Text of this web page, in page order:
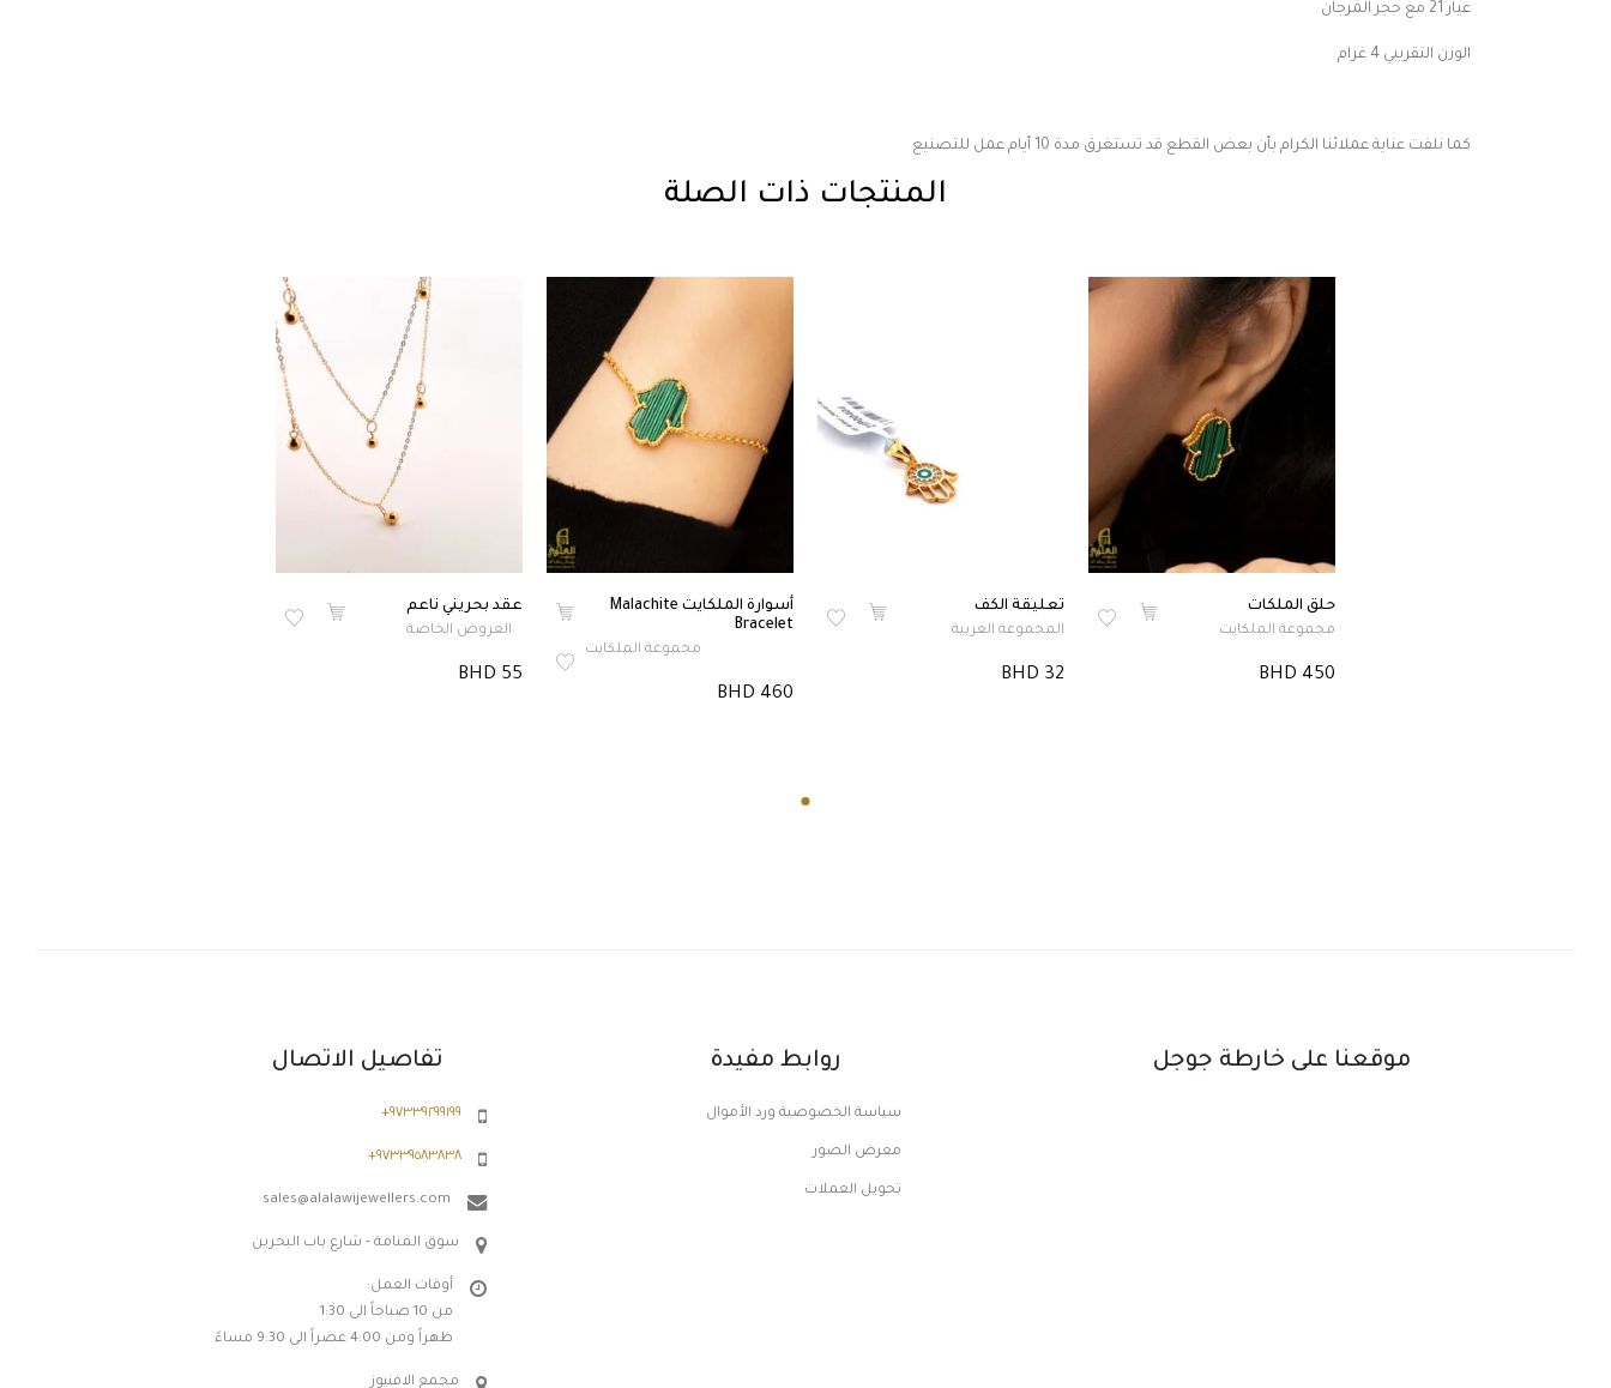
عيار 21 مع حجر المرجان
الوزن التقريبي 4 غرام
كما نلفت عناية عملائنا الكرام بأن بعض القطع قد تستغرق مدة 10 أيام عمل للتصنيع
المنتجات ذات الصلة
عقد بحريني ناعم
العروض الخاصة
BHD 55
أسوارة الملكايت Malachite
Bracelet
مجموعة الملكايت
BHD 460
تعليقة الكف
المجموعة العربية
BHD 32
حلق الملكات
مجموعة الملكايت
BHD 450
موقعنا على خارطة جوجل روابط مفيدة
سياسة الخصوصية ورد الأموال
معرض الصور
تحويل العملات
تفاصيل الاتصال
٩٧٣٣٩٢٩٩١٩٩+
٩٧٣٣٩٥٨٣٨٣٨+
sales@alalawijewellers.com
سوق المنامة - شارع باب البحرين
أوقات العمل:
من 10 صباحاً الى 1:30
ظهراً ومن 4:00 عصراً الى 9:30 مساءً
مجمع الافنيوز